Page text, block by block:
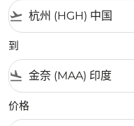
flight_takeoff
到
flight_land
价格